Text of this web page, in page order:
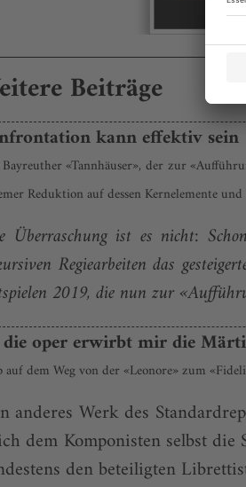
Beiträge
kann effektiv sein
«Tannhäuser», der zur
Reduktion auf dessen Kernelemente
Überraschung ist es nicht:
Regiearbeiten das
2019, die nun zur
die oper erwirbt mir die
auf dem Weg von der «Leonore» zum
anderes Werk des
dem Komponisten selbst
den beteiligten